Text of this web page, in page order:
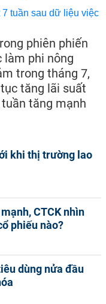
phiên phiến
làm phi nông
trong tháng 7,
tăng lãi suất
tăng mạnh
khi thị trường lao
CTCK nhìn
phiếu nào?
dùng nửa đầu